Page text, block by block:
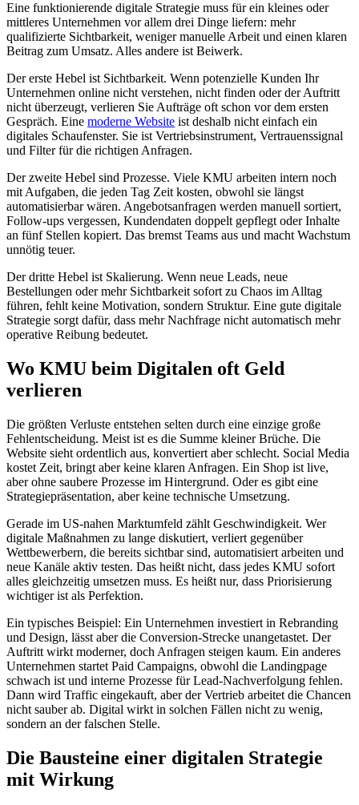
Eine funktionierende digitale Strategie muss für ein kleines oder
mittleres Unternehmen vor allem drei Dinge liefern: mehr
qualifizierte Sichtbarkeit, weniger manuelle Arbeit und einen klaren
Beitrag zum Umsatz. Alles andere ist Beiwerk.
Der erste Hebel ist Sichtbarkeit. Wenn potenzielle Kunden Ihr
Unternehmen online nicht verstehen, nicht finden oder der Auftritt
nicht überzeugt, verlieren Sie Aufträge oft schon vor dem ersten
Gespräch. Eine moderne Website ist deshalb nicht einfach ein
digitales Schaufenster. Sie ist Vertriebsinstrument, Vertrauenssignal
und Filter für die richtigen Anfragen.
Der zweite Hebel sind Prozesse. Viele KMU arbeiten intern noch
mit Aufgaben, die jeden Tag Zeit kosten, obwohl sie längst
automatisierbar wären. Angebotsanfragen werden manuell sortiert,
Follow-ups vergessen, Kundendaten doppelt gepflegt oder Inhalte
an fünf Stellen kopiert. Das bremst Teams aus und macht Wachstum
unnötig teuer.
Der dritte Hebel ist Skalierung. Wenn neue Leads, neue
Bestellungen oder mehr Sichtbarkeit sofort zu Chaos im Alltag
führen, fehlt keine Motivation, sondern Struktur. Eine gute digitale
Strategie sorgt dafür, dass mehr Nachfrage nicht automatisch mehr
operative Reibung bedeutet.
Wo KMU beim Digitalen oft Geld
verlieren
Die größten Verluste entstehen selten durch eine einzige große
Fehlentscheidung. Meist ist es die Summe kleiner Brüche. Die
Website sieht ordentlich aus, konvertiert aber schlecht. Social Media
kostet Zeit, bringt aber keine klaren Anfragen. Ein Shop ist live,
aber ohne saubere Prozesse im Hintergrund. Oder es gibt eine
Strategiepräsentation, aber keine technische Umsetzung.
Gerade im US-nahen Marktumfeld zählt Geschwindigkeit. Wer
digitale Maßnahmen zu lange diskutiert, verliert gegenüber
Wettbewerbern, die bereits sichtbar sind, automatisiert arbeiten und
neue Kanäle aktiv testen. Das heißt nicht, dass jedes KMU sofort
alles gleichzeitig umsetzen muss. Es heißt nur, dass Priorisierung
wichtiger ist als Perfektion.
Ein typisches Beispiel: Ein Unternehmen investiert in Rebranding
und Design, lässt aber die Conversion-Strecke unangetastet. Der
Auftritt wirkt moderner, doch Anfragen steigen kaum. Ein anderes
Unternehmen startet Paid Campaigns, obwohl die Landingpage
schwach ist und interne Prozesse für Lead-Nachverfolgung fehlen.
Dann wird Traffic eingekauft, aber der Vertrieb arbeitet die Chancen
nicht sauber ab. Digital wirkt in solchen Fällen nicht zu wenig,
sondern an der falschen Stelle.
Die Bausteine einer digitalen Strategie
mit Wirkung